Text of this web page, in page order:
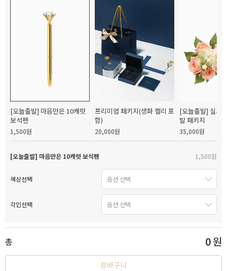
[오늘출발] 마음만은 10캐럿
보석펜
1,500원
프리미엄 패키지(생화 캘리 포
함)
20,000원
[오늘출발] 실크
발 패키지
35,000원
[오늘출발] 마음만은 10캐럿 보석펜 1,500원
색상선택
각인선택
총 0원
장바구니